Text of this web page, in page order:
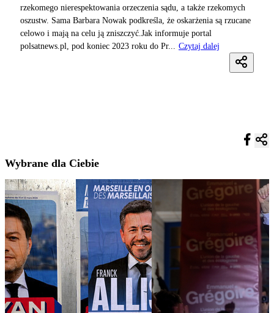
rzekomego nierespektowania orzeczenia sądu, a także rzekomych
oszustw. Sama Barbara Nowak podkreśla, że oskarżenia są rzucane
celowo i mają na celu ją zniszczyć.Jak informuje portal
polsatnews.pl, pod koniec 2023 roku do Pr...
Czytaj dalej
Wybrane dla Ciebie